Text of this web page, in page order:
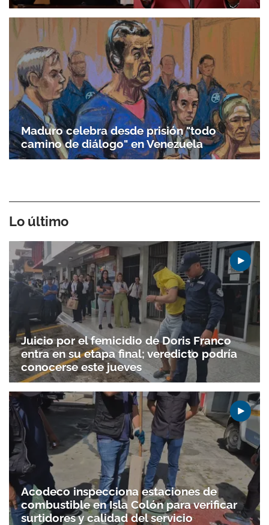
Gracias por suscribirte a nuestro boletín.
ACEPTAR
Maduro celebra desde prisión "todo
camino de diálogo" en Venezuela
Lo último
Juicio por el femicidio de Doris Franco
entra en su etapa final; veredicto podría
conocerse este jueves
Acodeco inspecciona estaciones de
combustible en Isla Colón para verificar
surtidores y calidad del servicio